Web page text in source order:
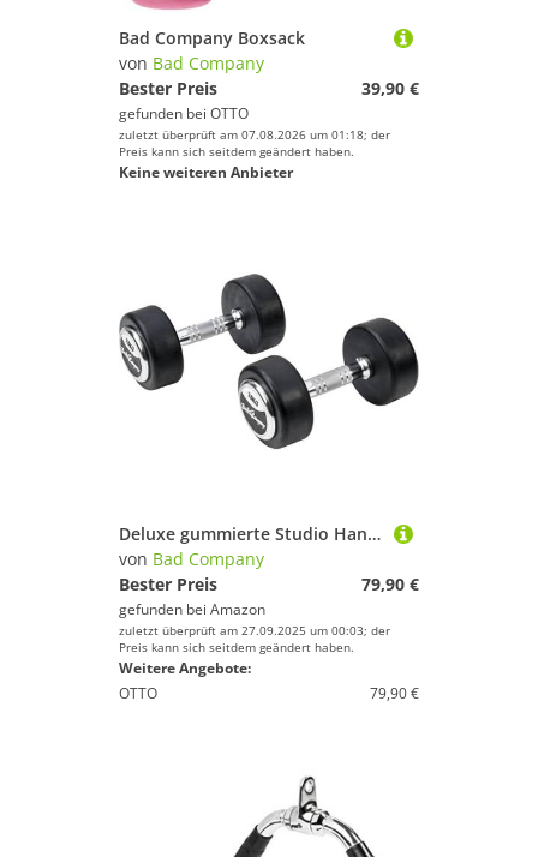
Bad Company Boxsack
von Bad Company
Bester Preis
39,90 €
gefunden bei OTTO
zuletzt überprüft am 07.08.2026 um 01:18; der
Preis kann sich seitdem geändert haben.
Keine weiteren Anbieter
Deluxe gummierte Studio Hanteln schwarz/Bad Company Rundhanteln inkl. Chrom-Applikationen - 2 x 7,5 Kg Deluxe Hanteln
von Bad Company
Bester Preis
79,90 €
gefunden bei Amazon
zuletzt überprüft am 27.09.2025 um 00:03; der
Preis kann sich seitdem geändert haben.
Weitere Angebote:
OTTO
79,90 €